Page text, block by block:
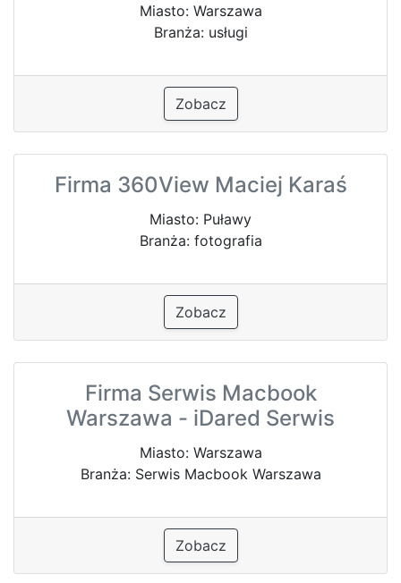
Miasto: Warszawa
Branża: usługi
Zobacz
Firma 360View Maciej Karaś
Miasto: Puławy
Branża: fotografia
Zobacz
Firma Serwis Macbook
Warszawa - iDared Serwis
Miasto: Warszawa
Branża: Serwis Macbook Warszawa
Zobacz